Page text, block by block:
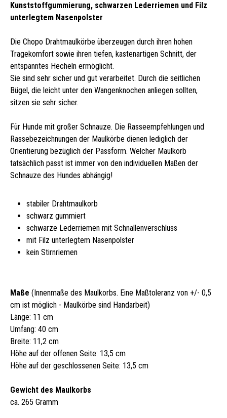
Kunststoffgummierung, schwarzen Lederriemen und Filz
unterlegtem Nasenpolster
Die Chopo Drahtmaulkörbe überzeugen durch ihren hohen
Tragekomfort sowie ihren tiefen, kastenartigen Schnitt, der
entspanntes Hecheln ermöglicht.
Sie sind sehr sicher und gut verarbeitet. Durch die seitlichen
Bügel, die leicht unter den Wangenknochen anliegen sollten,
sitzen sie sehr sicher.
Für Hunde mit großer Schnauze. Die Rasseempfehlungen und
Rassebezeichnungen der Maulkörbe dienen lediglich der
Orientierung bezüglich der Passform. Welcher Maulkorb
tatsächlich passt ist immer von den individuellen Maßen der
Schnauze des Hundes abhängig!
stabiler Drahtmaulkorb
schwarz gummiert
schwarze Lederriemen mit Schnallenverschluss
mit Filz unterlegtem Nasenpolster
kein Stirnriemen
Maße (Innenmaße des Maulkorbs. Eine Maßtoleranz von +/- 0,5
cm ist möglich - Maulkörbe sind Handarbeit)
Länge: 11 cm
Umfang: 40 cm
Breite: 11,2 cm
Höhe auf der offenen Seite: 13,5 cm
Höhe auf der geschlossenen Seite: 13,5 cm
Gewicht des Maulkorbs
ca. 265 Gramm